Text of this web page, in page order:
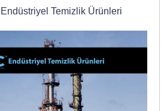
Temizlik Ürünleri